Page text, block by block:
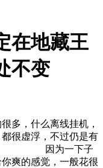
在地藏王
不变
，什么离线挂机，
很虚浮，不过仍是有
的。 因为一下子
爽的感觉，一般花很